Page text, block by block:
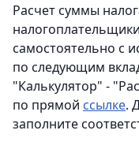
Расчет суммы
самостоятельно с
по следующим
"Калькулятор" -
по прямой ссылке.
заполните